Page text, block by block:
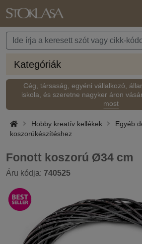
Kategóriák
Cég, társaság, egyéni vállalkozó,
iskola, és szeretne nagyker áron
most
Hobby kreatív kellékek Egyéb
koszorúkészítéshez
Fonott koszorú Ø34 cm
Áru kódja: 740525